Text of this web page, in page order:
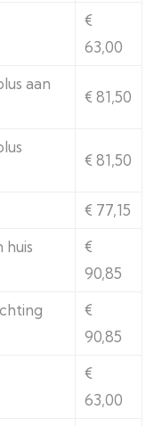
€
63,00
aan
€ 81,50
€ 81,50
€ 77,15
huis
€
90,85
€
90,85
€
63,00